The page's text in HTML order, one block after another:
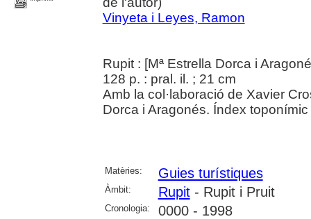
Vinyeta i Leyes, Ramon
Rupit : [Mª Estrella Dorca i
128 p. : pral. il. ; 21 cm
Amb la col·laboració de Xavier
Dorca i Aragonés. Índex
Matèries: Guies turístiques
Àmbit: Rupit- Rupit i Pruit
Cronologia: 0000 - 1998